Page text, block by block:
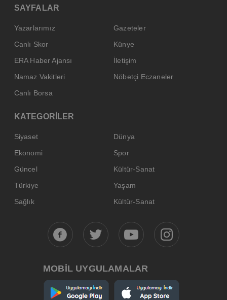
SAYFALAR
Yazarlarımız
Gazeteler
Canlı Skor
Künye
ERA Haber Ajansı
İletişim
Namaz Vakitleri
Nöbetçi Eczaneler
Canlı Borsa
KATEGORİLER
Siyaset
Dünya
Ekonomi
Spor
Güncel
Kültür-Sanat
Türkiye
Yaşam
Sağlık
Kültür-Sanat
MOBİL UYGULAMALAR